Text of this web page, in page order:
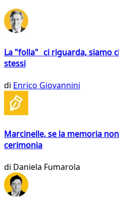
La "folla" ci riguarda, siamo
stessi
di Enrico Giovannini
Marcinelle, se la memoria
cerimonia
di Daniela Fumarola